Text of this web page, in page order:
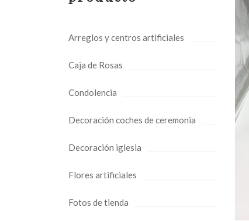
Arreglos y centros artificiales
Caja de Rosas
Condolencia
Decoración coches de ceremonia
Decoración iglesia
Flores artificiales
Fotos de tienda